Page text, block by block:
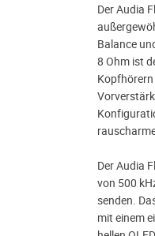
Der Audia
Balance
8 Ohm ist
Der Audia
von 500
senden.
mit einem